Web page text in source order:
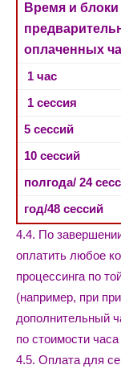
Время и блоки
оплаченных
1 час
1 сессия
5 сессий
10 сессий
полгода/ 24
год/48 сессий
4.4. По
оплатить любое
процессинга по
(например, при
дополнительный
по стоимости часа
4.5. Оплата для